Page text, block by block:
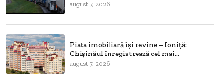
august 7, 2026
Piața imobiliară își revine – Ioniță:
Chișinăul înregistrează cel mai...
august 7, 2026